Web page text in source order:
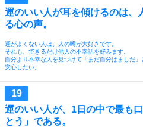
運のいい人が耳を傾けるのは、
る心の声。
運がよくない人は、人の噂が大好きです。
それも、できるだけ他人の不幸話を好みます。
自分より不幸な人を見つけて「まだ自分はましだ」
安心したい。
運のいい人が、1日の中で最も
とう」である。